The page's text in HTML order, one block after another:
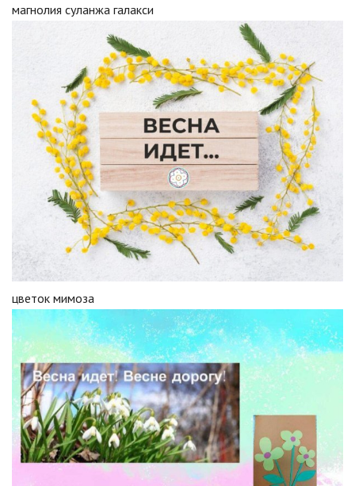
магнолия суланжа галакси
цветок мимоза